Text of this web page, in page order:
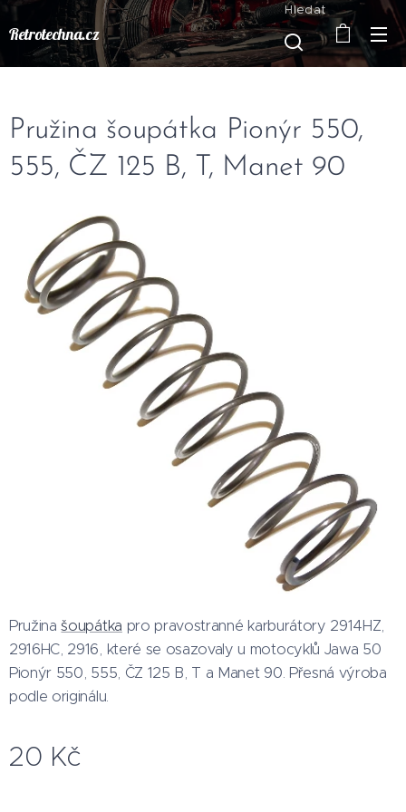
Retrotechna.cz
Hledat
Pružina šoupátka Pionýr 550,
555, ČZ 125 B, T, Manet 90
Pružinašoupátka pro pravostranné karburátory 2914HZ,
2916HC, 2916, které se osazovaly u motocyklů Jawa 50
Pionýr 550, 555, ČZ 125 B, T a Manet 90. Přesná výroba
podle originálu.
20 Kč